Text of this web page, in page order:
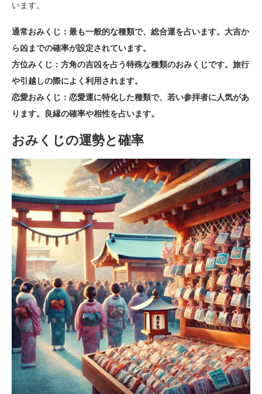
います。
通常おみくじ：最も一般的な種類で、総合運を占います。大吉か
ら凶までの確率が設定されています。
方位みくじ：方角の吉凶を占う特殊な種類のおみくじです。旅行
や引越しの際によく利用されます。
恋愛おみくじ：恋愛運に特化した種類で、若い参拝者に人気があ
ります。良縁の確率や相性を占います。
おみくじの運勢と確率